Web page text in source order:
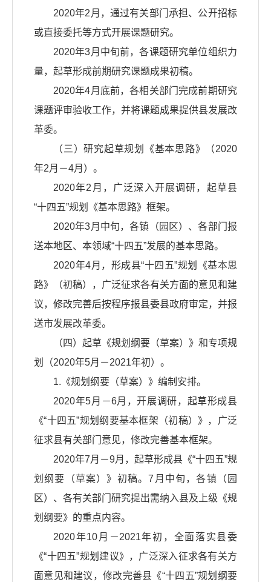
2020年2月，通过有关部门承担、公开招标
或直接委托等方式开展课题研究。
2020年3月中旬前，各课题研究单位组织力
量，起草形成前期研究课题成果初稿。
2020年4月底前，各相关部门完成前期研究
课题评审验收工作，并将课题成果提供县发展改
革委。
（三）研究起草规划《基本思路》（2020
年2月－4月）。
2020年2月，广泛深入开展调研，起草县
“十四五”规划《基本思路》框架。
2020年3月中旬，各镇（园区）、各部门报
送本地区、本领域“十四五”发展的基本思路。
2020年4月，形成县“十四五”规划《基本思
路》（初稿），广泛征求各有关方面的意见和建
议，修改完善后按程序报县委县政府审定，并报
送市发展改革委。
（四）起草《规划纲要（草案）》和专项规
划（2020年5月－2021年初）。
1.《规划纲要（草案）》编制安排。
2020年5月－6月，开展调研，起草形成县
《“十四五”规划纲要基本框架（初稿）》，广泛
征求县有关部门意见，修改完善基本框架。
2020年7月－9月，起草形成县《“十四五”规
划纲要（草案）》初稿。7月中旬，各镇（园
区）、各有关部门研究提出需纳入县及上级《规
划纲要》的重点内容。
2020年10月－2021年初，全面落实县委
《“十四五”规划建议》，广泛深入征求各有关方
面意见和建议，修改完善县《“十四五”规划纲要